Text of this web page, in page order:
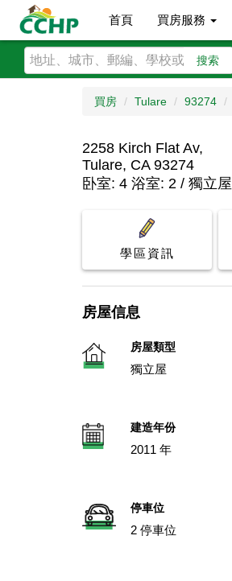
首頁 買房服務
搜索
買房 Tulare 93274
2258 Kirch Flat Av,
Tulare, CA 93274
卧室: 4 浴室: 2 / 獨立屋
學區資訊
房屋信息
房屋類型
獨立屋
建造年份
2011 年
停車位
2 停車位